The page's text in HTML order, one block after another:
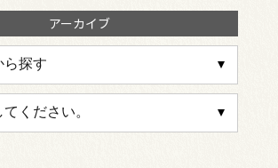
アーカイブ